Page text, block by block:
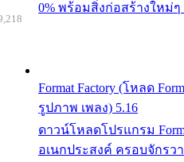
0% พร้อมสิ่งก่อสร้างใหม่
Format Factory (โหลด
รูปภาพ เพลง) 5.16
ดาวน์โหลดโปรแกรม
อเนกประสงค์ ครอบจักร